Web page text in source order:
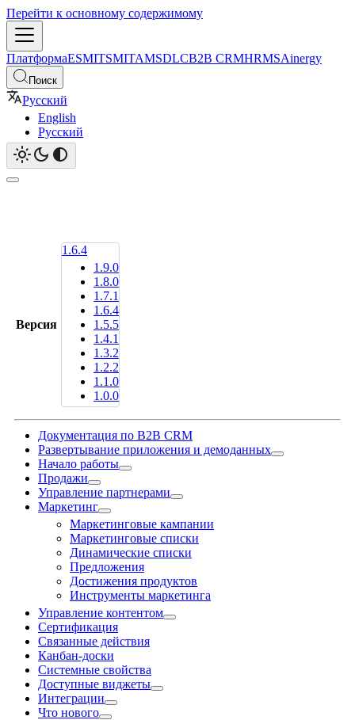
Перейти к основному содержимому
ПлатформаESMITSMITAMSDLCB2B CRMHRMSAinergy
Поиск
Русский
English
Русский
Версия
1.6.4
1.9.0
1.8.0
1.7.1
1.6.4
1.5.5
1.4.1
1.3.2
1.2.2
1.1.0
1.0.0
Документация по B2B CRM
Развертывание приложения и демоданных
Начало работы
Продажи
Управление партнерами
Маркетинг
Маркетинговые кампании
Маркетинговые списки
Динамические списки
Предложения
Достижения продуктов
Инструменты маркетинга
Управление контентом
Сертификация
Связанные действия
Канбан-доски
Системные свойства
Доступные виджеты
Интеграции
Что нового